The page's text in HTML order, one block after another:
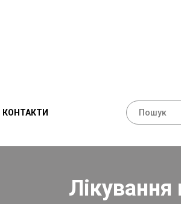
КОНТАКТИ
Лікування